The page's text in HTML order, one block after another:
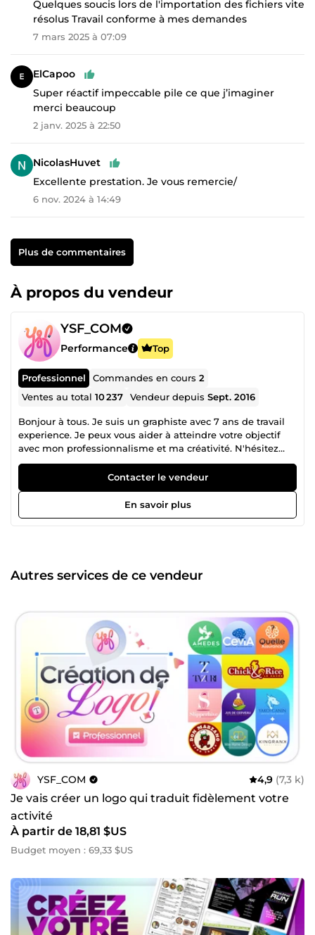
Quelques soucis lors de l'importation des fichiers vite
résolus Travail conforme à mes demandes
7 mars 2025 à 07:09
ElCapoo
Super réactif impeccable pile ce que j’imaginer
merci beaucoup
2 janv. 2025 à 22:50
NicolasHuvet
Excellente prestation. Je vous remercie/
6 nov. 2024 à 14:49
Plus de commentaires
À propos du vendeur
YSF_COM
Performance Top
Professionnel Commandes en cours2
Ventes au total10 237 Vendeur depuisSept. 2016
Bonjour à tous. Je suis un graphiste avec 7 ans de travail
experience. Je peux vous aider à atteindre votre objectif
avec mon professionnalisme et ma créativité. N'hésitez
pas, je suis ici pour vous 24/7 et heureux de commencer
une grande collaboration ensemble.
Contacter le vendeur
En savoir plus
Autres services de ce vendeur
YSF_COM 4,9 (7,3 k)
Je vais créer un logo qui traduit fidèlement votre
activité
À partir de 18,81 $US
Budget moyen : 69,33 $US